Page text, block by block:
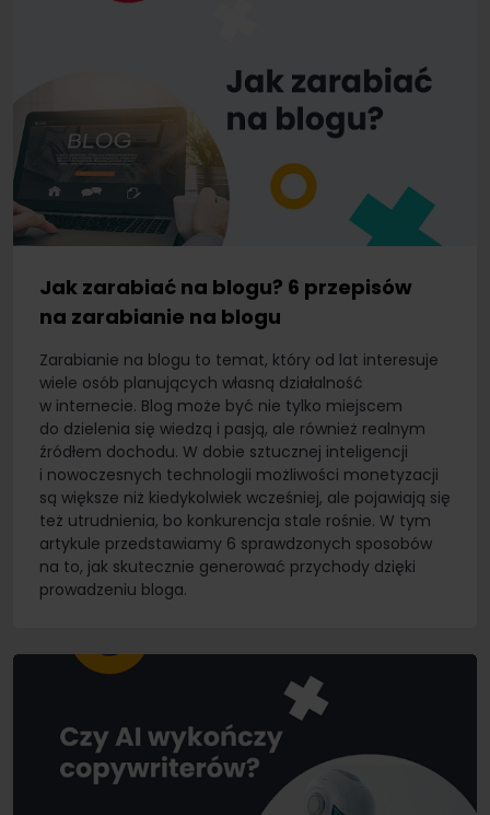
Jak zarabiać na blogu? 6 przepisów
na zarabianie na blogu
Zarabianie na blogu to temat, który od lat interesuje
wiele osób planujących własną działalność
w internecie. Blog może być nie tylko miejscem
do dzielenia się wiedzą i pasją, ale również realnym
źródłem dochodu. W dobie sztucznej inteligencji
i nowoczesnych technologii możliwości monetyzacji
są większe niż kiedykolwiek wcześniej, ale pojawiają się
też utrudnienia, bo konkurencja stale rośnie. W tym
artykule przedstawiamy 6 sprawdzonych sposobów
na to, jak skutecznie generować przychody dzięki
prowadzeniu bloga.